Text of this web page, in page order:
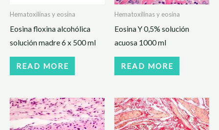
Hematoxilinas y eosina
Eosina floxina alcohólica
solución madre 6 x 500 ml
READ MORE
Hematoxilinas y eosina
Eosina Y 0,5% solución
acuosa 1000 ml
READ MORE